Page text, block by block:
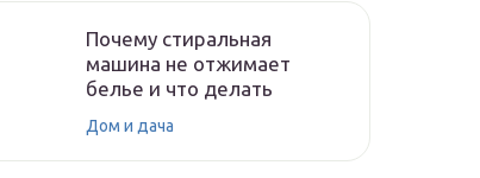
Почему стиральная
машина не отжимает
белье и что делать
Дом и дача